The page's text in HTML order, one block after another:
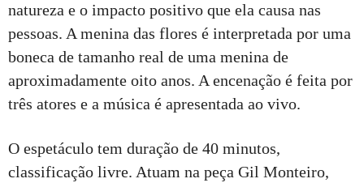
natureza e o impacto positivo que ela causa nas
pessoas. A menina das flores é interpretada por uma
boneca de tamanho real de uma menina de
aproximadamente oito anos. A encenação é feita por
três atores e a música é apresentada ao vivo.
O espetáculo tem duração de 40 minutos,
classificação livre. Atuam na peça Gil Monteiro,